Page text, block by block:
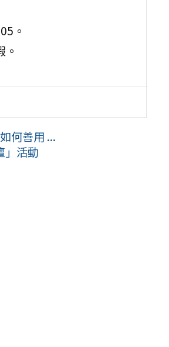
。
何善用 ...
」活動